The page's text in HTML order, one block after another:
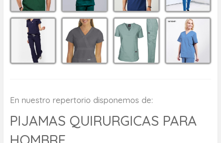
En nuestro repertorio disponemos de:
PIJAMAS QUIRURGICAS PARA